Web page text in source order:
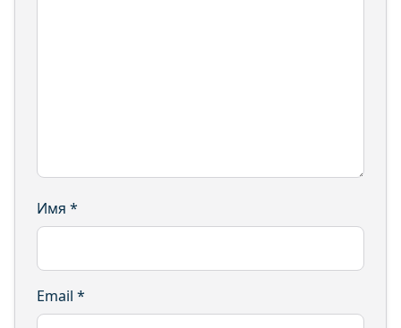
Имя *
Email *